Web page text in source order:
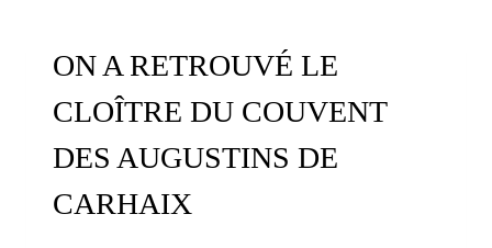
ON A RETROUVÉ LE
CLOÎTRE DU COUVENT
DES AUGUSTINS DE
CARHAIX